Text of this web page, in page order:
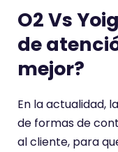
O2 Vs
de
mejor?
En la actualidad,
de formas de
al cliente, para